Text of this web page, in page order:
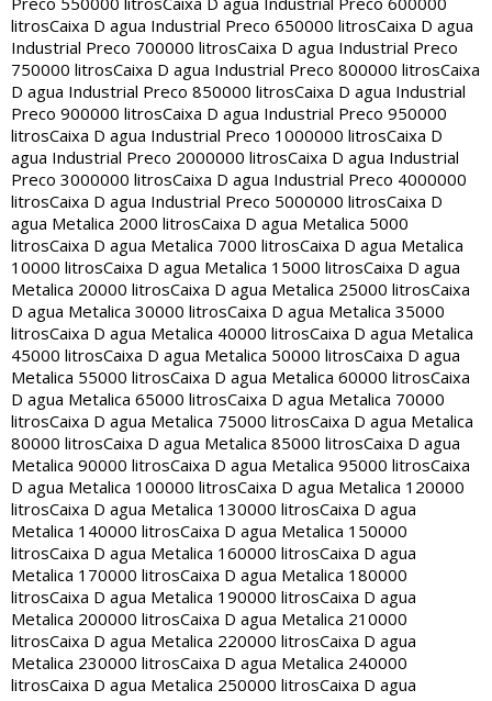
litrosCaixa D agua Industrial Preco 650000 litrosCaixa D agua
Industrial Preco 700000 litrosCaixa D agua Industrial Preco
750000 litrosCaixa D agua Industrial Preco 800000 litrosCaixa
D agua Industrial Preco 850000 litrosCaixa D agua Industrial
Preco 900000 litrosCaixa D agua Industrial Preco 950000
litrosCaixa D agua Industrial Preco 1000000 litrosCaixa D
agua Industrial Preco 2000000 litrosCaixa D agua Industrial
Preco 3000000 litrosCaixa D agua Industrial Preco 4000000
litrosCaixa D agua Industrial Preco 5000000 litrosCaixa D
agua Metalica 2000 litrosCaixa D agua Metalica 5000
litrosCaixa D agua Metalica 7000 litrosCaixa D agua Metalica
10000 litrosCaixa D agua Metalica 15000 litrosCaixa D agua
Metalica 20000 litrosCaixa D agua Metalica 25000 litrosCaixa
D agua Metalica 30000 litrosCaixa D agua Metalica 35000
litrosCaixa D agua Metalica 40000 litrosCaixa D agua Metalica
45000 litrosCaixa D agua Metalica 50000 litrosCaixa D agua
Metalica 55000 litrosCaixa D agua Metalica 60000 litrosCaixa
D agua Metalica 65000 litrosCaixa D agua Metalica 70000
litrosCaixa D agua Metalica 75000 litrosCaixa D agua Metalica
80000 litrosCaixa D agua Metalica 85000 litrosCaixa D agua
Metalica 90000 litrosCaixa D agua Metalica 95000 litrosCaixa
D agua Metalica 100000 litrosCaixa D agua Metalica 120000
litrosCaixa D agua Metalica 130000 litrosCaixa D agua
Metalica 140000 litrosCaixa D agua Metalica 150000
litrosCaixa D agua Metalica 160000 litrosCaixa D agua
Metalica 170000 litrosCaixa D agua Metalica 180000
litrosCaixa D agua Metalica 190000 litrosCaixa D agua
Metalica 200000 litrosCaixa D agua Metalica 210000
litrosCaixa D agua Metalica 220000 litrosCaixa D agua
Metalica 230000 litrosCaixa D agua Metalica 240000
litrosCaixa D agua Metalica 250000 litrosCaixa D agua